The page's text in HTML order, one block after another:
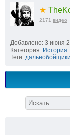
★
2171 видео
Добавлено: 3 июня
Категория: История
Теги: дальнобойщики